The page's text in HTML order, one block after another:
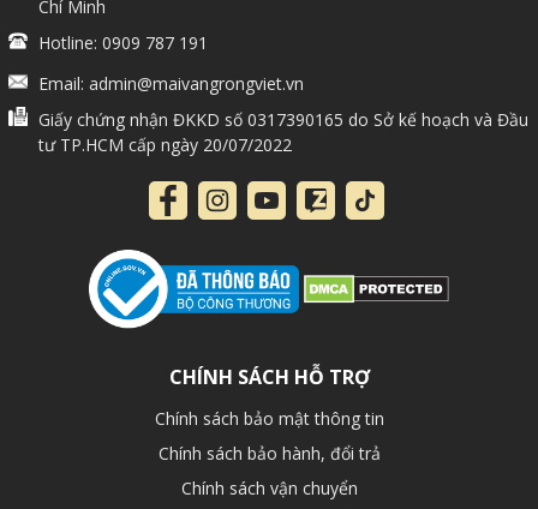
Chí Minh
Hotline: 0909 787 191
Email: admin@maivangrongviet.vn
Giấy chứng nhận ĐKKD số 0317390165 do Sở kế hoạch và Đầu
tư TP.HCM cấp ngày 20/07/2022
CHÍNH SÁCH HỖ TRỢ
Chính sách bảo mật thông tin
Chính sách bảo hành, đổi trả
Chính sách vận chuyển